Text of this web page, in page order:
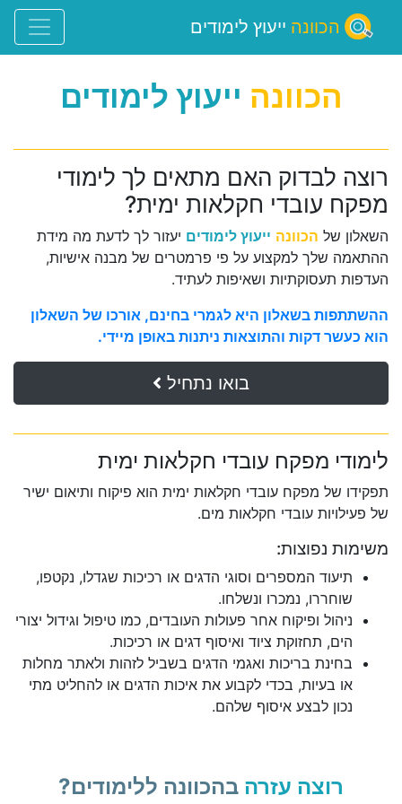
הכוונה ייעוץ לימודים
הכוונה ייעוץ לימודים
רוצה לבדוק האם מתאים לך לימודי
מפקח עובדי חקלאות ימית?
השאלון של הכוונה ייעוץ לימודים יעזור לך לדעת מה מידת
ההתאמה שלך למקצוע על פי פרמטרים של מבנה אישיות,
העדפות תעסוקתיות ושאיפות לעתיד.
ההשתתפות בשאלון היא לגמרי בחינם, אורכו של השאלון
הוא כעשר דקות והתוצאות ניתנות באופן מיידי.
בואו נתחיל
לימודי מפקח עובדי חקלאות ימית
תפקידו של מפקח עובדי חקלאות ימית הוא פיקוח ותיאום ישיר
של פעילויות עובדי חקלאות מים.
משימות נפוצות:
תיעוד המספרים וסוגי הדגים או רכיכות שגדלו, נקטפו,
שוחררו, נמכרו ונשלחו.
ניהול ופיקוח אחר פעולות העובדים, כמו טיפול וגידול יצורי
הים, תחזוקת ציוד ואיסוף דגים או רכיכות.
בחינת בריכות ואגמי הדגים בשביל לזהות ולאתר מחלות
או בעיות, בכדי לקבוע את איכות הדגים או להחליט מתי
נכון לבצע איסוף שלהם.
רוצה עזרה בהכוונה ללימודים?